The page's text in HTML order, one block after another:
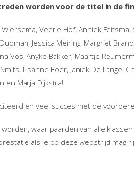
worden voor de titel in de
Veerle Hof, Anniek Feitsma,
Jessica Meiring, Margriet
Vos, Anyke Bakker, Maartje
Lisanne Boer, Janiek De Lange,
en Marja Dijkstra!
en veel succes met de
worden, waar paarden van alle
als je op deze wedstrijd mag